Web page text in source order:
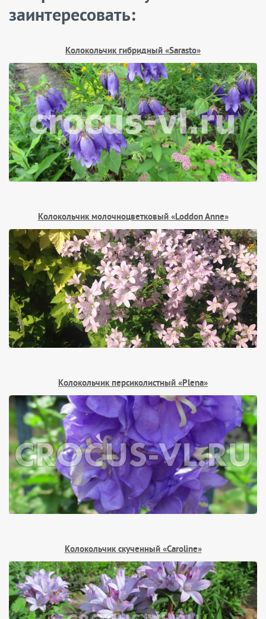
заинтересовать:
Колокольчик гибридный «Sarasto»
Колокольчик молочноцветковый «Loddon Anne»
Колокольчик персиколистный «Plena»
Колокольчик скученный «Caroline»